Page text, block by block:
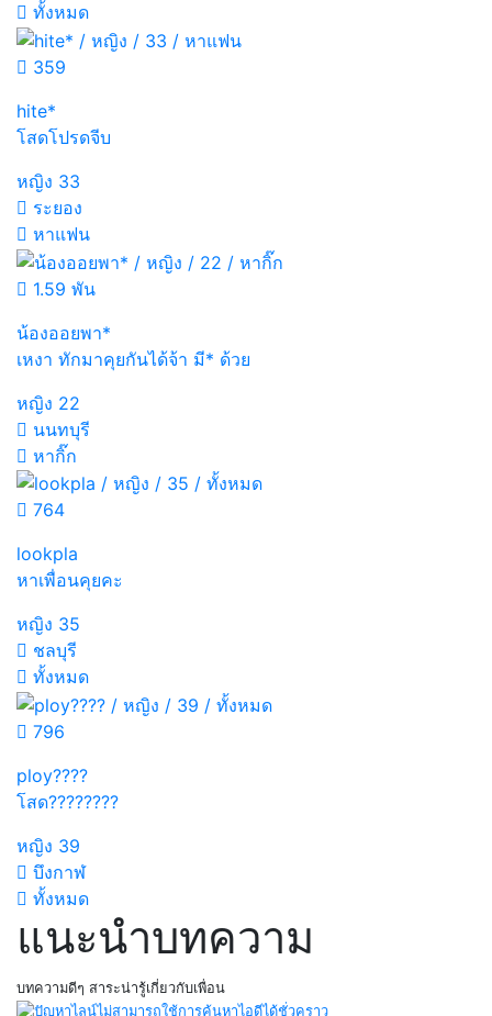
ทั้งหมด
359
hite*
โสดโปรดจีบ
หญิง 33
ระยอง
หาแฟน
1.59 พัน
น้องออยพา*
เหงา ทักมาคุยกันได้จ้า มี* ด้วย
หญิง 22
นนทบุรี
หากิ๊ก
764
lookpla
หาเพื่อนคุยคะ
หญิง 35
ชลบุรี
ทั้งหมด
796
ploy????
โสด????????
หญิง 39
บึงกาฬ
ทั้งหมด
แนะนำบทความ
บทความดีๆ สาระน่ารู้เกี่ยวกับเพื่อน